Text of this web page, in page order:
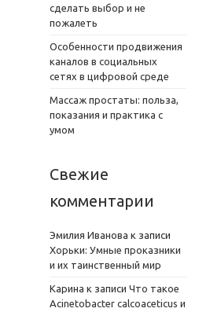
сделать выбор и не
пожалеть
Особенности продвижения
каналов в социальных
сетях в цифровой среде
Массаж простаты: польза,
показания и практика с
умом
Свежие
комментарии
Эмилия Иванова к записи
Хорьки: Умные проказники
и их таинственный мир
Карина к записи Что такое
Acinetobacter calcoaceticus и